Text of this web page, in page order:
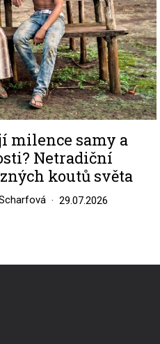
milence samy a
Netradiční
koutů světa
29.07.2026